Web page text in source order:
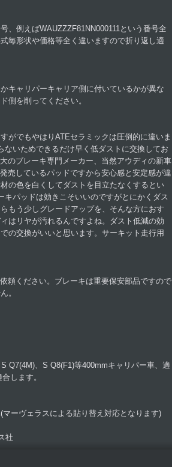
、例えばWAUZZZF81NN000111という番号全
毎形状や価格等全く違いますので折り返し適
キャリパーキャリア側に付いているかが異な
側を削ってください。
がでもやはりATEセラミックは圧倒的に違いま
いためできるだけ早く低ダストに交換してお
のブレーキ専門メーカー、当然アウディの新車
売しているパッドですから安心感と安定感が違
の色を白くしてダストを目立たなくするとい
パッドは効きこそいいのですがとにかくダス
もう少しグレードアップを、そんな方におす
はリヤが汚れるんですよね。ダスト低減の効
の交換がいいと思います。サーキット走行用
頼ください。ブレーキは重要保安部品ですので
。
、S Q8(F1)等400mmキャリパー車、適
します。
ーヴェラスによる貼り替え対応となります)
社